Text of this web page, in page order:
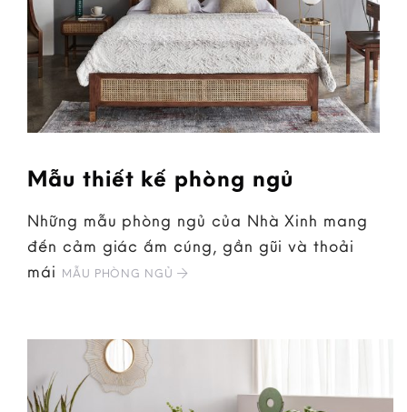
Mẫu thiết kế phòng ngủ
Những mẫu phòng ngủ của Nhà Xinh mang
đến cảm giác ấm cúng, gần gũi và thoải
mái MẪU PHÒNG NGỦ